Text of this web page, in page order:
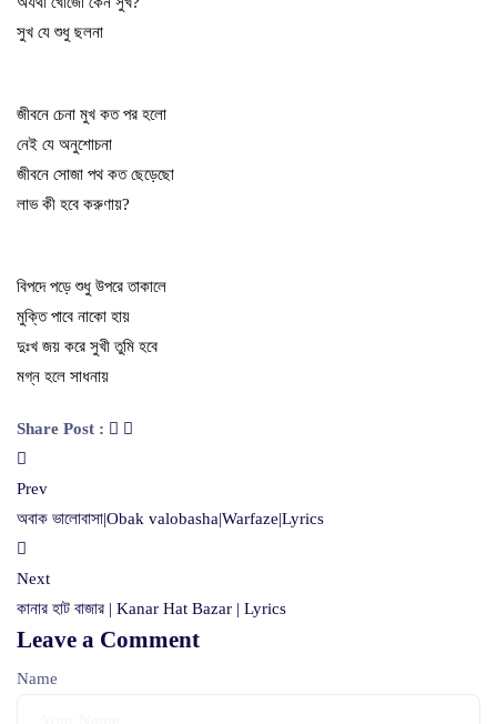
সুখ যে শুধু ছলনা
জীবনে চেনা মুখ কত পর হলো
নেই যে অনুশোচনা
জীবনে সোজা পথ কত ছেড়েছো
লাভ কী হবে করুণায়?
বিপদে পড়ে শুধু উপরে তাকালে
মুক্তি পাবে নাকো হায়
দুঃখ জয় করে সুখী তুমি হবে
মগ্ন হলে সাধনায়
Share Post :
Prev
অবাক ভালোবাসা|Obak valobasha|Warfaze|Lyrics
Next
কানার হাট বাজার | Kanar Hat Bazar | Lyrics
Leave a Comment
Name